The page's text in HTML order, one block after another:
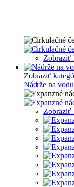
Zobraziť
Zobraziť
Nádrže na vodu
Zobraziť